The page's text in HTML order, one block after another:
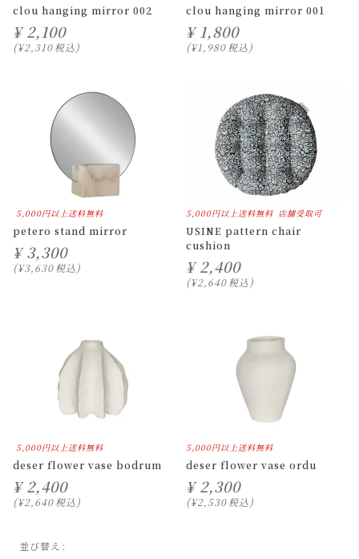
clou hanging mirror 002
¥ 2,100
¥2,310税込
clou hanging mirror 001
¥ 1,800
¥1,980税込
5,000円以上送料無料
petero stand mirror
¥ 3,300
¥3,630税込
5,000円以上送料無料 店舗受取可
USINE pattern chair
cushion
¥ 2,400
¥2,640税込
5,000円以上送料無料
deser flower vase bodrum
¥ 2,400
¥2,640税込
5,000円以上送料無料
deser flower vase ordu
¥ 2,300
¥2,530税込
並び替え